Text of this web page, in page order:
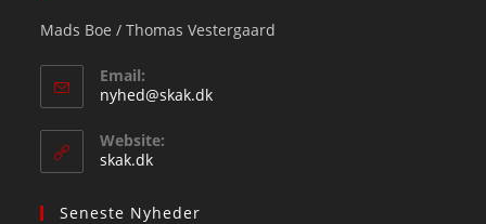
Mads Boe / Thomas Vestergaard
Email:
nyhed@skak.dkOpens
Website:
skak.dk
Seneste Nyheder